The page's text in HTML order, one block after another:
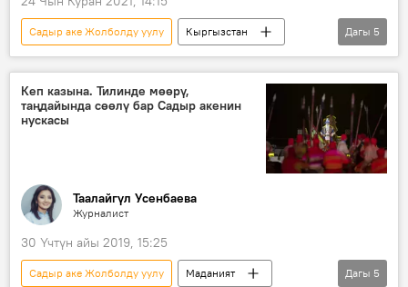
Садыр аке Жолболду уулу
Кыргызстан
Маданият
Ысык-Көл району
бугу
Дагы 5
Кеп казына. Тилинде мөөрү,
таңдайында сөөлү бар Садыр акенин
нускасы
Таалайгүл Усенбаева
Журналист
30 Үчтүн айы 2019, 15:25
Садыр аке Жолболду уулу
Маданият
Дагы 5